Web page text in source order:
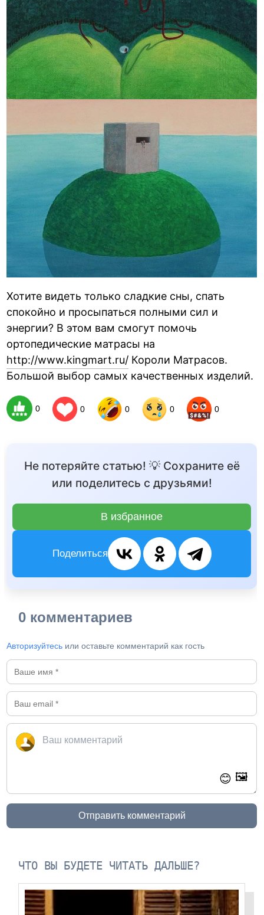
Хотите видеть только сладкие сны, спать
спокойно и просыпаться полными сил и
энергии? В этом вам смогут помочь
ортопедические матрасы на
http://www.kingmart.ru/ Короли Матрасов.
Большой выбор самых качественных изделий.
0 0 0 0 0
Не потеряйте статью! 💡 Сохраните её
или поделитесь с друзьями!
В избранное
Поделиться
0 комментариев
Авторизуйтесь или оставьте комментарий как гость
😊 🖼️
Отправить комментарий
ЧТО ВЫ БУДЕТЕ ЧИТАТЬ ДАЛЬШЕ?